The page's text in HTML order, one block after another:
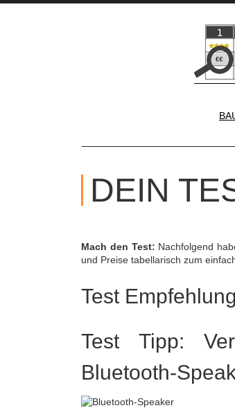
DEIN
Mach den Test: Nachfolgend
und Preise tabellarisch zum
Test
Test Tipp:
Bluetooth-